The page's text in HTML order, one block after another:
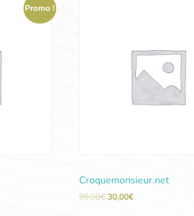
Promo !
Croquemonsieur.net
99,00€ 30,00€